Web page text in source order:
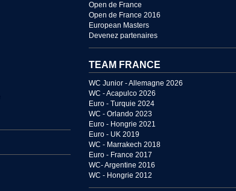
Open de France
Open de France 2016
European Masters
Devenez partenaires
TEAM FRANCE
WC Junior - Allemagne 2026
WC - Acapulco 2026
Euro - Turquie 2024
WC - Orlando 2023
Euro - Hongrie 2021
Euro - UK 2019
WC - Marrakech 2018
Euro - France 2017
WC- Argentine 2016
WC - Hongrie 2012